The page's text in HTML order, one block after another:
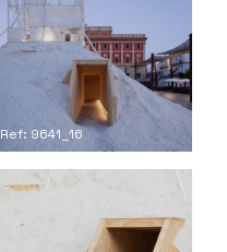
Ref: 9641_16